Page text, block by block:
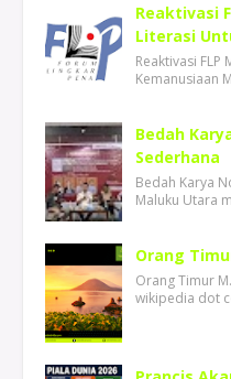
Reaktivasi
Literasi
Reaktivasi
Kemanusiaan
Bedah
Sederhana
Bedah Karya
Maluku Utara
Orang
Orang Timur
wikipedia dot